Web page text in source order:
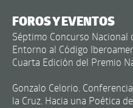
FOROS Y EVENTOS
Séptimo Concurso Nacional
Entorno al Código
Cuarta Edición del Premio
Gonzalo Celorio.
la Cruz. Hacia una Poética